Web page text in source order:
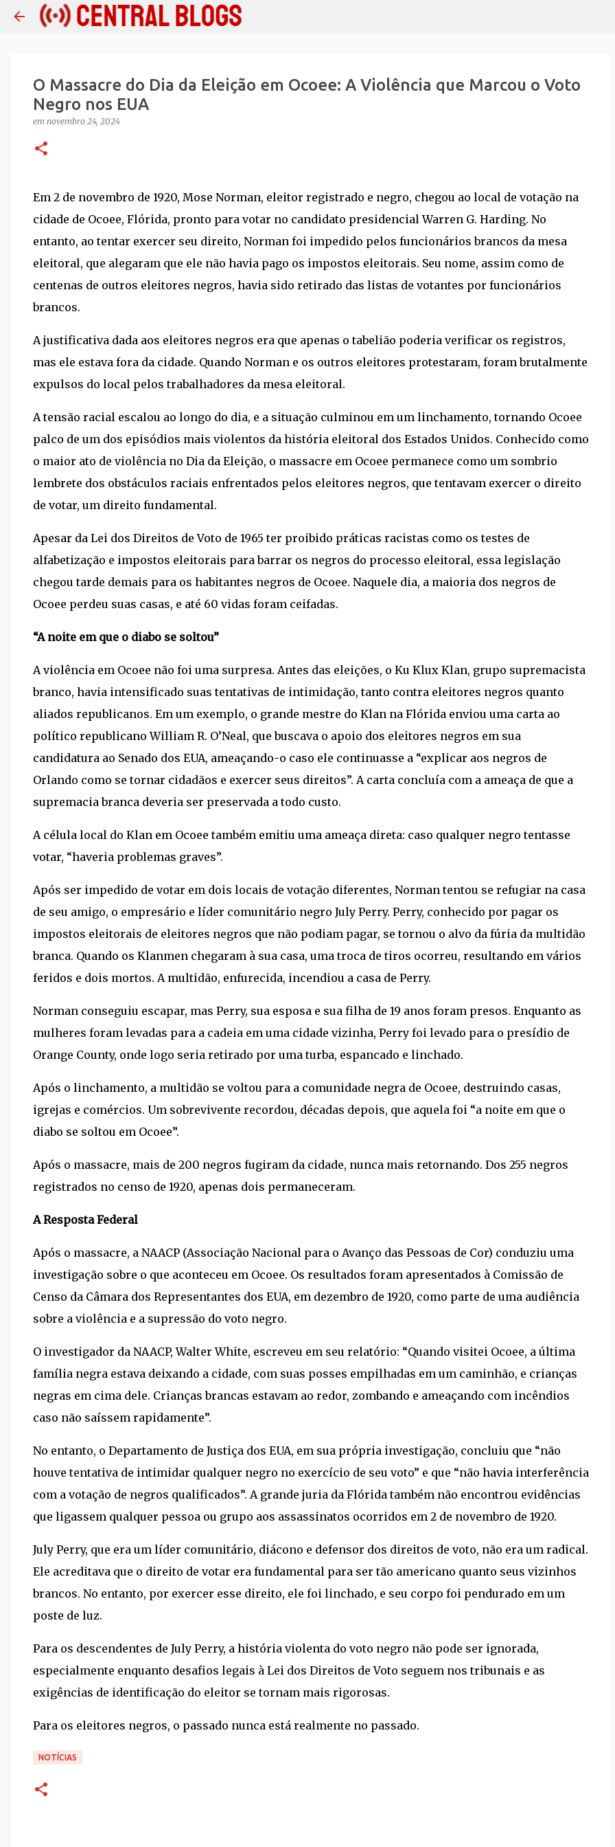
O Massacre do Dia da Eleição em Ocoee: A Violência que Marcou o Voto
Negro nos EUA
em novembro 24, 2024
Em 2 de novembro de 1920, Mose Norman, eleitor registrado e negro, chegou ao local de votação na
cidade de Ocoee, Flórida, pronto para votar no candidato presidencial Warren G. Harding. No
entanto, ao tentar exercer seu direito, Norman foi impedido pelos funcionários brancos da mesa
eleitoral, que alegaram que ele não havia pago os impostos eleitorais. Seu nome, assim como de
centenas de outros eleitores negros, havia sido retirado das listas de votantes por funcionários
brancos.
A justificativa dada aos eleitores negros era que apenas o tabelião poderia verificar os registros,
mas ele estava fora da cidade. Quando Norman e os outros eleitores protestaram, foram brutalmente
expulsos do local pelos trabalhadores da mesa eleitoral.
A tensão racial escalou ao longo do dia, e a situação culminou em um linchamento, tornando Ocoee
palco de um dos episódios mais violentos da história eleitoral dos Estados Unidos. Conhecido como
o maior ato de violência no Dia da Eleição, o massacre em Ocoee permanece como um sombrio
lembrete dos obstáculos raciais enfrentados pelos eleitores negros, que tentavam exercer o direito
de votar, um direito fundamental.
Apesar da Lei dos Direitos de Voto de 1965 ter proibido práticas racistas como os testes de
alfabetização e impostos eleitorais para barrar os negros do processo eleitoral, essa legislação
chegou tarde demais para os habitantes negros de Ocoee. Naquele dia, a maioria dos negros de
Ocoee perdeu suas casas, e até 60 vidas foram ceifadas.
“A noite em que o diabo se soltou”
A violência em Ocoee não foi uma surpresa. Antes das eleições, o Ku Klux Klan, grupo supremacista
branco, havia intensificado suas tentativas de intimidação, tanto contra eleitores negros quanto
aliados republicanos. Em um exemplo, o grande mestre do Klan na Flórida enviou uma carta ao
político republicano William R. O’Neal, que buscava o apoio dos eleitores negros em sua
candidatura ao Senado dos EUA, ameaçando-o caso ele continuasse a “explicar aos negros de
Orlando como se tornar cidadãos e exercer seus direitos”. A carta concluía com a ameaça de que a
supremacia branca deveria ser preservada a todo custo.
A célula local do Klan em Ocoee também emitiu uma ameaça direta: caso qualquer negro tentasse
votar, “haveria problemas graves”.
Após ser impedido de votar em dois locais de votação diferentes, Norman tentou se refugiar na casa
de seu amigo, o empresário e líder comunitário negro July Perry. Perry, conhecido por pagar os
impostos eleitorais de eleitores negros que não podiam pagar, se tornou o alvo da fúria da multidão
branca. Quando os Klanmen chegaram à sua casa, uma troca de tiros ocorreu, resultando em vários
feridos e dois mortos. A multidão, enfurecida, incendiou a casa de Perry.
Norman conseguiu escapar, mas Perry, sua esposa e sua filha de 19 anos foram presos. Enquanto as
mulheres foram levadas para a cadeia em uma cidade vizinha, Perry foi levado para o presídio de
Orange County, onde logo seria retirado por uma turba, espancado e linchado.
Após o linchamento, a multidão se voltou para a comunidade negra de Ocoee, destruindo casas,
igrejas e comércios. Um sobrevivente recordou, décadas depois, que aquela foi “a noite em que o
diabo se soltou em Ocoee”.
Após o massacre, mais de 200 negros fugiram da cidade, nunca mais retornando. Dos 255 negros
registrados no censo de 1920, apenas dois permaneceram.
A Resposta Federal
Após o massacre, a NAACP (Associação Nacional para o Avanço das Pessoas de Cor) conduziu uma
investigação sobre o que aconteceu em Ocoee. Os resultados foram apresentados à Comissão de
Censo da Câmara dos Representantes dos EUA, em dezembro de 1920, como parte de uma audiência
sobre a violência e a supressão do voto negro.
O investigador da NAACP, Walter White, escreveu em seu relatório: “Quando visitei Ocoee, a última
família negra estava deixando a cidade, com suas posses empilhadas em um caminhão, e crianças
negras em cima dele. Crianças brancas estavam ao redor, zombando e ameaçando com incêndios
caso não saíssem rapidamente”.
No entanto, o Departamento de Justiça dos EUA, em sua própria investigação, concluiu que “não
houve tentativa de intimidar qualquer negro no exercício de seu voto” e que “não havia interferência
com a votação de negros qualificados”. A grande juria da Flórida também não encontrou evidências
que ligassem qualquer pessoa ou grupo aos assassinatos ocorridos em 2 de novembro de 1920.
July Perry, que era um líder comunitário, diácono e defensor dos direitos de voto, não era um radical.
Ele acreditava que o direito de votar era fundamental para ser tão americano quanto seus vizinhos
brancos. No entanto, por exercer esse direito, ele foi linchado, e seu corpo foi pendurado em um
poste de luz.
Para os descendentes de July Perry, a história violenta do voto negro não pode ser ignorada,
especialmente enquanto desafios legais à Lei dos Direitos de Voto seguem nos tribunais e as
exigências de identificação do eleitor se tornam mais rigorosas.
Para os eleitores negros, o passado nunca está realmente no passado.
NOTÍCIAS